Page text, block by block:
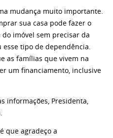
mudança muito importante.
sua casa pode fazer o
imóvel sem precisar da
tipo de dependência.
as famílias que vivem na
um financiamento, inclusive
informações, Presidenta,
que agradeço a